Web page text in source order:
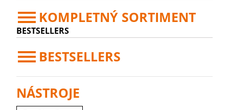
KOMPLETNÝ SORTIMENT
BESTSELLERS
BESTSELLERS
NÁSTROJE